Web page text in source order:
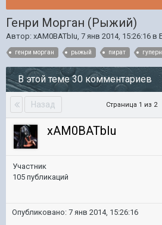
Генри Морган (Рыжий)
Автор: xAM0BATbIu, 7 янв 2014, 15:26:16 в
генри морган рыжый пират
В этой теме 30 комментариев
Назад Страница 1 из 2
xAM0BATbIu
Участник
105 публикаций
Опубликовано: 7 янв 2014, 15:26:16